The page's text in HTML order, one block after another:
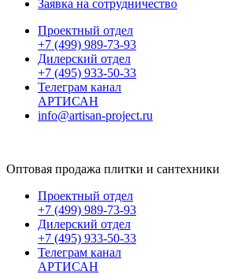
Заявка на сотрудничество
Проектный отдел
+7 (499) 989-73-93
Дилерский отдел
+7 (495) 933-50-33
Телеграм канал
АРТИСАН
info@artisan-project.ru
Оптовая продажа плитки и сантехники
Проектный отдел
+7 (499) 989-73-93
Дилерский отдел
+7 (495) 933-50-33
Телеграм канал
АРТИСАН